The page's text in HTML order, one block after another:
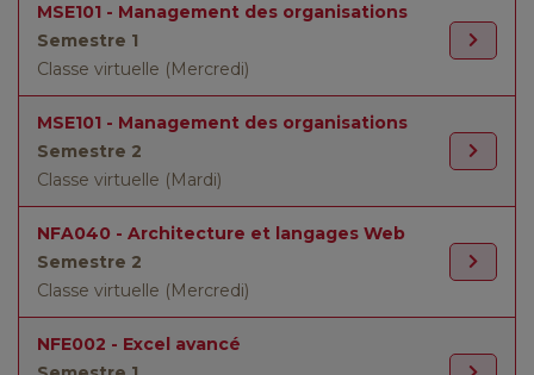
MSE101 - Management des organisations
Semestre 1
Classe virtuelle (Mercredi)
MSE101 - Management des organisations
Semestre 2
Classe virtuelle (Mardi)
NFA040 - Architecture et langages Web
Semestre 2
Classe virtuelle (Mercredi)
NFE002 - Excel avancé